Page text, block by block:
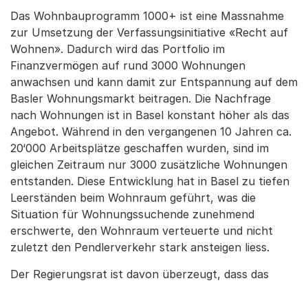
Das Wohnbauprogramm 1000+ ist eine Massnahme
zur Umsetzung der Verfassungsinitiative «Recht auf
Wohnen». Dadurch wird das Portfolio im
Finanzvermögen auf rund 3000 Wohnungen
anwachsen und kann damit zur Entspannung auf dem
Basler Wohnungsmarkt beitragen. Die Nachfrage
nach Wohnungen ist in Basel konstant höher als das
Angebot. Während in den vergangenen 10 Jahren ca.
20‘000 Arbeitsplätze geschaffen wurden, sind im
gleichen Zeitraum nur 3000 zusätzliche Wohnungen
entstanden. Diese Entwicklung hat in Basel zu tiefen
Leerständen beim Wohnraum geführt, was die
Situation für Wohnungssuchende zunehmend
erschwerte, den Wohnraum verteuerte und nicht
zuletzt den Pendlerverkehr stark ansteigen liess.
Der Regierungsrat ist davon überzeugt, dass das